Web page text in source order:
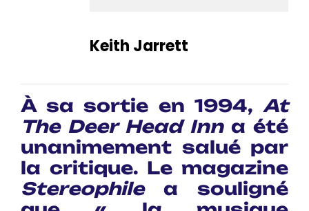
Keith Jarrett
À sa sortie en 1994, At
The Deer Head Inna été
unanimement salué par
la critique. Le magazine
Stereophilea souligné